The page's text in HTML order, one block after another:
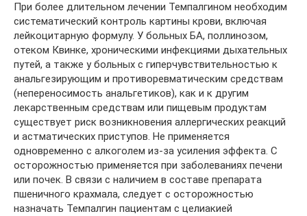
При более длительном лечении Темпалгином необходим
систематический контроль картины крови, включая
лейкоцитарную формулу. У больных БА, поллинозом,
отеком Квинке, хроническими инфекциями дыхательных
путей, а также у больных с гиперчувствительностью к
анальгезирующим и противоревматическим средствам
(непереносимость анальгетиков), как и к другим
лекарственным средствам или пищевым продуктам
существует риск возникновения аллергических реакций
и астматических приступов. Не применяется
одновременно с алкоголем из-за усиления эффекта. С
осторожностью применяется при заболеваниях печени
или почек. В связи с наличием в составе препарата
пшеничного крахмала, следует с осторожностью
назначать Темпалгин пациентам с целиакией